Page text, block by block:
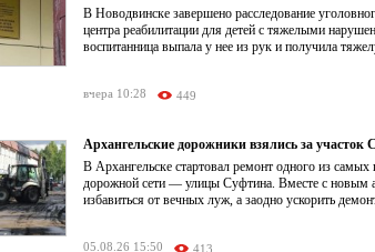
В Новодвинске завершено расследование
центра реабилитации для детей с тяжелыми
воспитанница выпала у нее из рук и получила
вчера 10:28 449
Архангельские дорожники взялись за
В Архангельске стартовал ремонт одного из
дорожной сети — улицы Суфтина. Вместе с новым
избавиться от вечных луж, а заодно ускорить
05.08.26 15:50 413